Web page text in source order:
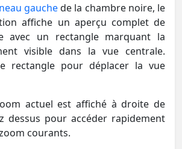
gauchede la chambre noire, le
affiche un aperçu complet de
avec un rectangle marquant la
visible dans la vue centrale.
rectangle pour déplacer la vue
actuel est affiché à droite de
dessus pour accéder rapidement
courants.